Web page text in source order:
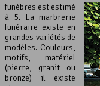
funèbres est estimé
à 5. La marbrerie
funéraire existe en
grandes variétés de
modèles. Couleurs,
motifs, matériel
(pierre, granit ou
bronze) il existe